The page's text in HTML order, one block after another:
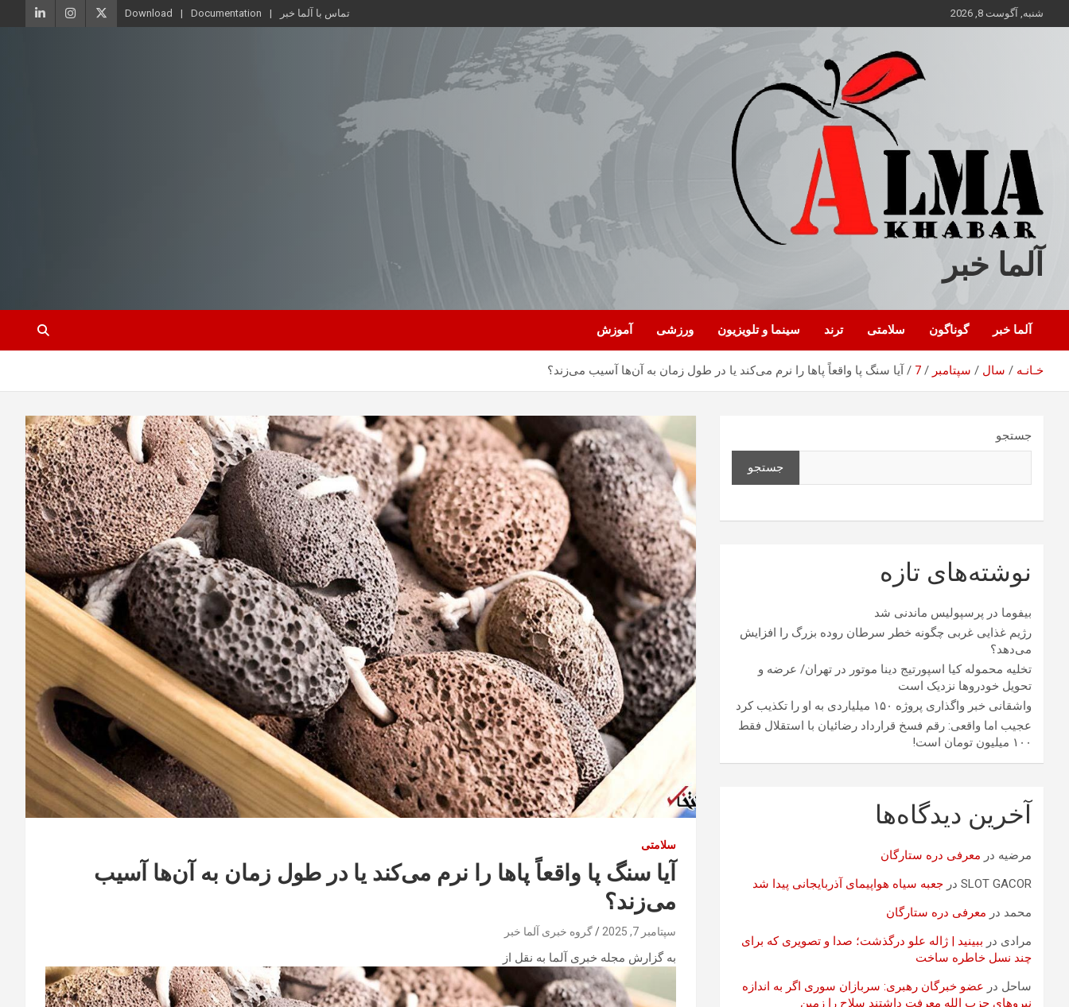
محتوا
شنبه, آگوست 8, 2026 تماس با آلما خبر Documentation
Download
آلما خبر
آلما خبر گوناگون سلامتی ترند سینما و تلویزیون ورزشی آموزش
خـانـه سال سپتامبر 7 آیا سنگ پا واقعاً پاها را نرم می‌کند یا در طول زمان به آن‌ها آسیب می‌زند؟
سلامتی
آیا سنگ پا واقعاً پاها را نرم می‌کند یا در طول زمان به آن‌ها آسیب
می‌زند؟
سپتامبر 7, 2025 گروه خبری آلما خبر
به گزارش مجله خبری آلما به نقل از
جستجو
جستجو
نوشته‌های تازه
بیفوما در پرسپولیس ماندنی شد
رژیم غذایی غربی چگونه خطر سرطان روده بزرگ را افزایش
می‌دهد؟
تخلیه محموله کیا اسپورتیج دینا موتور در تهران/ عرضه و
تحویل خودروها نزدیک است
واشقانی خبر واگذاری پروژه ۱۵۰ میلیاردی به او را تکذیب کرد
عجیب اما واقعی: رقم فسخ قرارداد رضائیان با استقلال فقط
۱۰۰ میلیون تومان است!
آخرین دیدگاه‌ها
مرضیه در معرفی دره ستارگان
SLOT GACOR در جعبه سیاه هواپیمای آذربایجانی پیدا شد
محمد در معرفی دره ستارگان
مرادی در ببینید | ژاله علو درگذشت؛ صدا و تصویری که برای
چند نسل خاطره ساخت
ساحل در عضو خبرگان رهبری: سربازان سوری اگر به اندازه
نیروهای حزب الله معرفت داشتند سلاح را زمین